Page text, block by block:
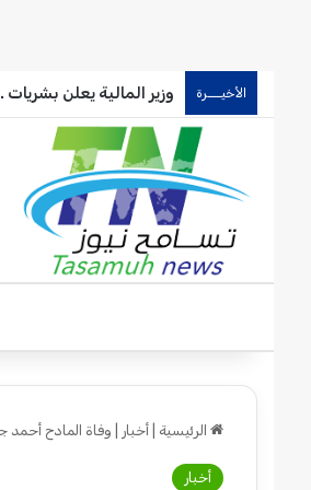
الأخيـــرة وزير المالية يعلن
الرئيسية أخبار وفاة المادح أحمد
أخبار